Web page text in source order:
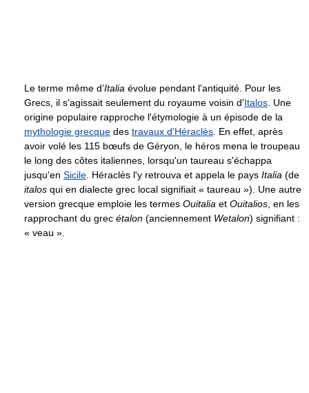
Le terme même d’Italia évolue pendant l'antiquité. Pour les
Grecs, il s'agissait seulement du royaume voisin d'Italos . Une
origine populaire rapproche l'étymologie à un épisode de la
mythologie grecque des travaux d'Héraclès . En effet, après
avoir volé les 115 bœufs de Géryon, le héros mena le troupeau
le long des côtes italiennes, lorsqu'un taureau s'échappa
jusqu'en Sicile . Héraclès l'y retrouva et appela le pays Italia (de
italos qui en dialecte grec local signifiait « taureau »). Une autre
version grecque emploie les termes Ouitalia et Ouitalios , en les
rapprochant du grec étalon (anciennement Wetalon) signifiant :
« veau ».